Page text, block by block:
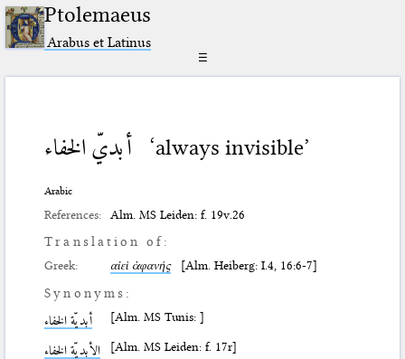
Ptolemaeus
Arabus et Latinus
☰
أبديّ الخفاء ‘always invisible’
Arabic
References: Alm. MS Leiden: f. 19v.26
Translation of:
Greek: αἰεὶ ἀφανής[Alm. Heiberg: I.4, 16:6-7]
Synonyms:
أبديّة الخفاء [Alm. MS Tunis: ]
الأبديّة الخفاء [Alm. MS Leiden: f. 17r]